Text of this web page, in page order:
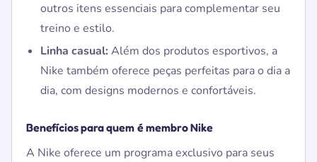
outros itens essenciais para complementar seu
treino e estilo.
Linha casual: Além dos produtos esportivos, a
Nike também oferece peças perfeitas para o dia a
dia, com designs modernos e confortáveis.
Benefícios para quem é membro Nike
A Nike oferece um programa exclusivo para seus